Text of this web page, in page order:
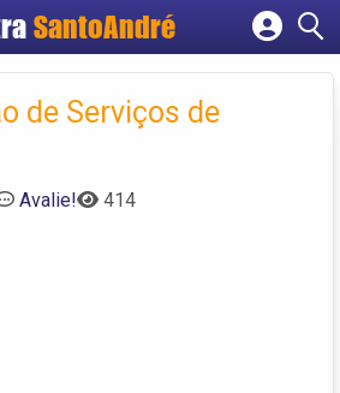
SantoAndré
Cadastrar empresa
Criar conta
de Serviços de
Avalie! 414